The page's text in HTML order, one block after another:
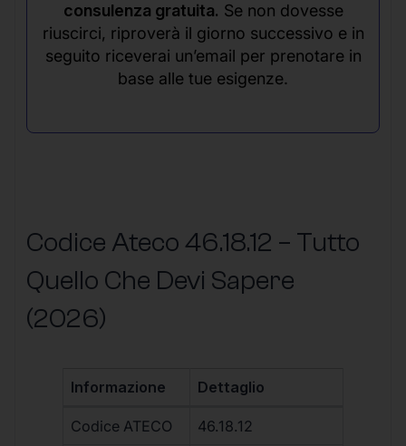
consulenza gratuita. Se non dovesse
riuscirci, riproverà il giorno successivo e in
seguito riceverai un’email per prenotare in
base alle tue esigenze.
Codice Ateco 46.18.12 – Tutto
Quello Che Devi Sapere
(2026)
Informazione Dettaglio
Codice ATECO 46.18.12